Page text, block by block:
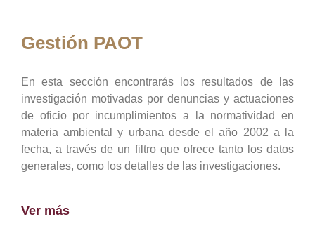
Gestión PAOT
En esta sección encontrarás los resultados de las
investigación motivadas por denuncias y actuaciones
de oficio por incumplimientos a la normatividad en
materia ambiental y urbana desde el año 2002 a la
fecha, a través de un filtro que ofrece tanto los datos
generales, como los detalles de las investigaciones.
Ver más